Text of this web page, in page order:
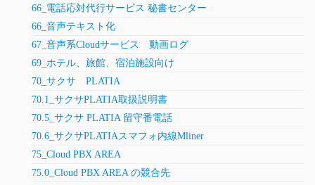
66_電話応対代行サービス 秘書センター
66_音声テキスト化
67_音声系Cloudサービス 動画ログ
69_ホテル、旅館、宿泊施設向け
70_サクサ PLATIA
70.1_サクサPLATIA取扱説明書
70.5_サクサ PLATIA 留守番電話
70.6_サクサPLATIAスマフォ内線Mliner
75_Cloud PBX AREA
75.0_Cloud PBX AREA の競合先